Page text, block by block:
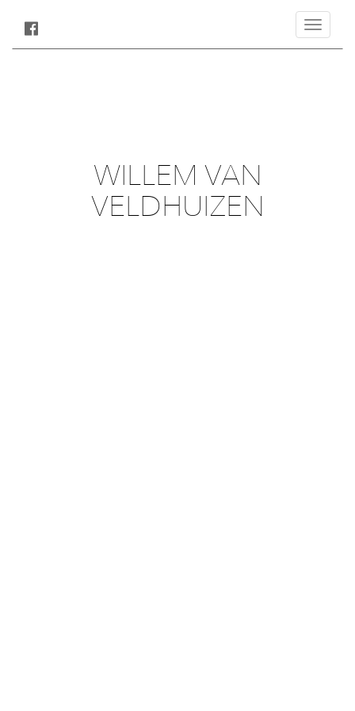
Toggle
WILLEM VAN
VELDHUIZEN